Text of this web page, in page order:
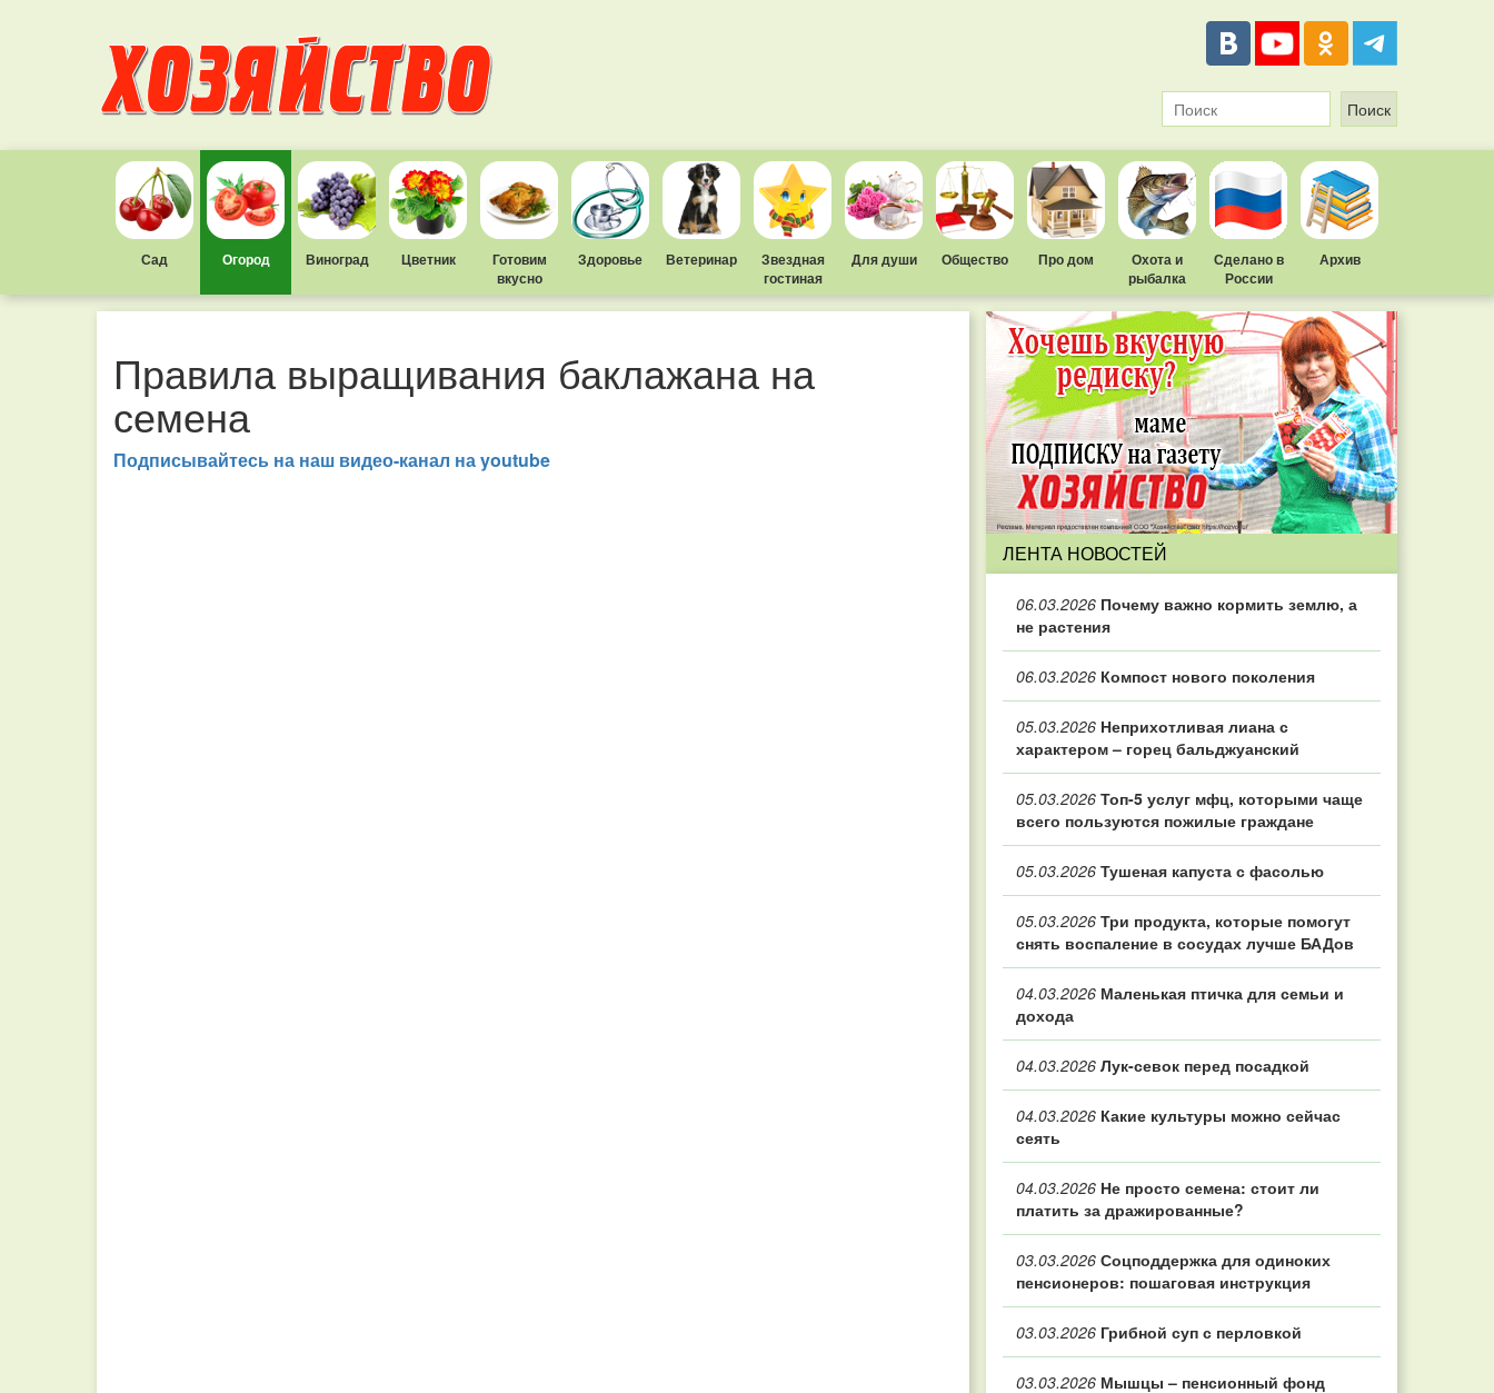
Сад Огород Виноград Цветник
Готовим
вкусно
Здоровье Ветеринар
Звездная
гостиная
Для души Общество Про дом
Охота и
рыбалка
Сделано в
России
Архив
Правила выращивания баклажана на
семена
Подписывайтесь на наш видео-канал на youtube
ЛЕНТА НОВОСТЕЙ
06.03.2026 Почему важно кормить землю, а
не растения
06.03.2026 Компост нового поколения
05.03.2026 Неприхотливая лиана с
характером – горец бальджуанский
05.03.2026 Топ‑5 услуг мфц, которыми чаще
всего пользуются пожилые граждане
05.03.2026 Тушеная капуста с фасолью
05.03.2026 Три продукта, которые помогут
снять воспаление в сосудах лучше БАДов
04.03.2026 Маленькая птичка для семьи и
дохода
04.03.2026 Лук-севок перед посадкой
04.03.2026 Какие культуры можно сейчас
сеять
04.03.2026 Не просто семена: стоит ли
платить за дражированные?
03.03.2026 Соцподдержка для одиноких
пенсионеров: пошаговая инструкция
03.03.2026 Грибной суп с перловкой
03.03.2026 Мышцы – пенсионный фонд